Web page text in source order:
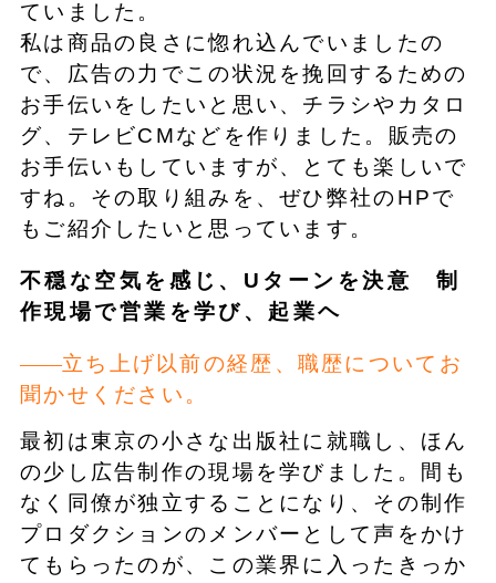
ていました。
私は商品の良さに惚れ込んでいましたの
で、広告の力でこの状況を挽回するための
お手伝いをしたいと思い、チラシやカタロ
グ、テレビCMなどを作りました。販売の
お手伝いもしていますが、とても楽しいで
すね。その取り組みを、ぜひ弊社のHPで
もご紹介したいと思っています。
不穏な空気を感じ、Uターンを決意 制
作現場で営業を学び、起業ヘ
立ち上げ以前の経歴、職歴についてお
聞かせください。
最初は東京の小さな出版社に就職し、ほん
の少し広告制作の現場を学びました。間も
なく同僚が独立することになり、その制作
プロダクションのメンバーとして声をかけ
てもらったのが、この業界に入ったきっか